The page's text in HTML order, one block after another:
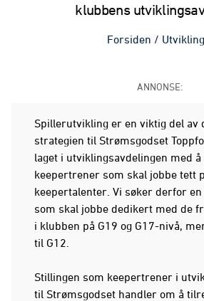
klubbens
Forsiden / Utvikling
ANNONSE:
Spillerutvikling er en viktig del av
strategien til Strømsgodset
laget i utviklingsavdelingen med å
keepertrener som skal jobbe tett
keepertalenter. Vi søker derfor
som skal jobbe dedikert med de
i klubben på G19 og G17-nivå,
til G12.
Stillingen som keepertrener i
til Strømsgodset handler om å